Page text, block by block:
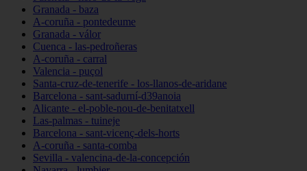
Granada - baza
A-coruña - pontedeume
Granada - válor
Cuenca - las-pedroñeras
A-coruña - carral
Valencia - puçol
Santa-cruz-de-tenerife - los-llanos-de-aridane
Barcelona - sant-sadurní-d39anoia
Alicante - el-poble-nou-de-benitatxell
Las-palmas - tuineje
Barcelona - sant-vicenç-dels-horts
A-coruña - santa-comba
Sevilla - valencina-de-la-concepción